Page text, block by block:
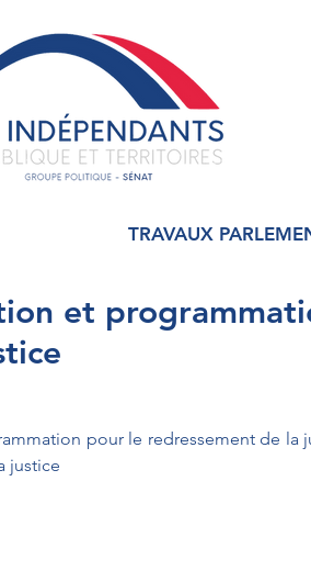
TRAVAUX
et
pour le redressement de la
justice